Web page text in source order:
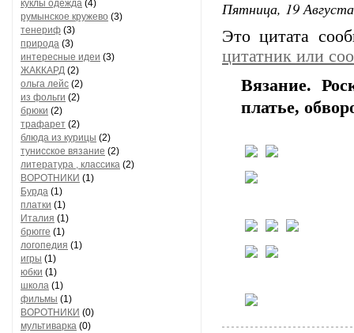
куклы одежда (4)
румынское кружево (3)
тенериф (3)
природа (3)
интересные идеи (3)
ЖАККАРД (2)
ольга лейс (2)
из фольги (2)
брюки (2)
трафарет (2)
блюда из курицы (2)
тунисское вязание (2)
литература , классика (2)
ВОРОТНИКИ (1)
Бурда (1)
платки (1)
Италия (1)
брюгге (1)
логопедия (1)
игры (1)
юбки (1)
школа (1)
фильмы (1)
ВОРОТНИКИ (0)
мультиварка (0)
Пятница, 19
Это цитата
цитатник или
Вязание.
платье,